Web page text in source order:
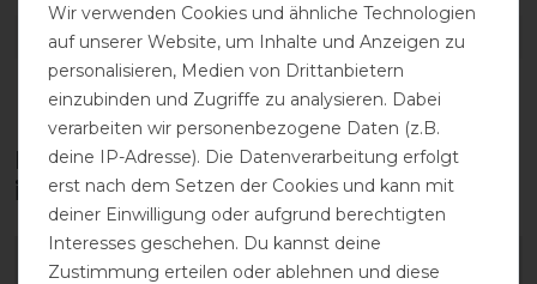
DETAILS ZUR PRODUKTSICHERHEIT
Diese Produkte könnten dich auch
interessieren
Wir verwenden Cookies und ähnliche Technologien
auf unserer Website, um Inhalte und Anzeigen zu
personalisieren, Medien von Drittanbietern
einzubinden und Zugriffe zu analysieren. Dabei
verarbeiten wir personenbezogene Daten (z.B.
deine IP-Adresse). Die Datenverarbeitung erfolgt
erst nach dem Setzen der Cookies und kann mit
deiner Einwilligung oder aufgrund berechtigten
Interesses geschehen. Du kannst deine
Zustimmung erteilen oder ablehnen und diese